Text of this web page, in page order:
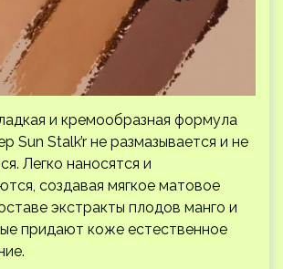
и кремообразная формула
Sun Stalk’r не размазывается и не
Легко наносятся и
создавая мягкое матовое
экстракты плодов манго и
придают коже естественное